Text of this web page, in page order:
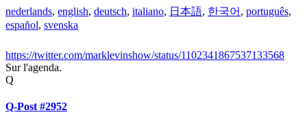
nederlands, english, deutsch, italiano, 日本語, 한국어 , português,
español, svenska
https://twitter.com/marklevinshow/status/1102341867537133568
Sur l'agenda.
Q
Q-Post #2952